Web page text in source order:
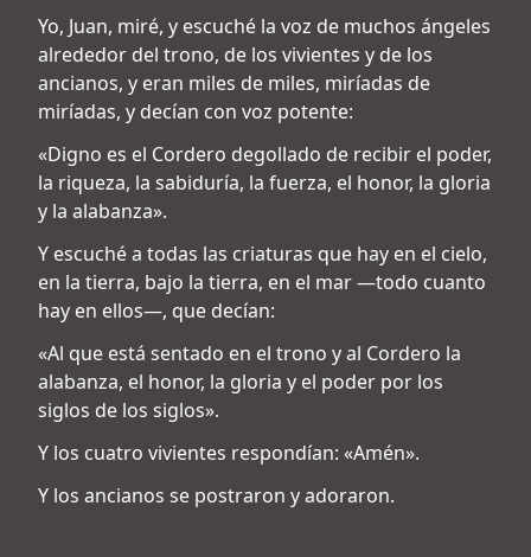
Yo, Juan, miré, y escuché la voz de muchos ángeles
alrededor del trono, de los vivientes y de los
ancianos, y eran miles de miles, miríadas de
miríadas, y decían con voz potente:
«Digno es el Cordero degollado de recibir el poder,
la riqueza, la sabiduría, la fuerza, el honor, la gloria
y la alabanza».
Y escuché a todas las criaturas que hay en el cielo,
en la tierra, bajo la tierra, en el mar —todo cuanto
hay en ellos—, que decían:
«Al que está sentado en el trono y al Cordero la
alabanza, el honor, la gloria y el poder por los
siglos de los siglos».
Y los cuatro vivientes respondían: «Amén».
Y los ancianos se postraron y adoraron.